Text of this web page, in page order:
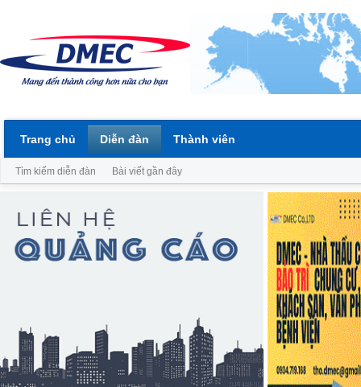
Trang chủ Diễn đàn
Tìm kiếm diễn đàn Bài viết gần đây
Thành viên